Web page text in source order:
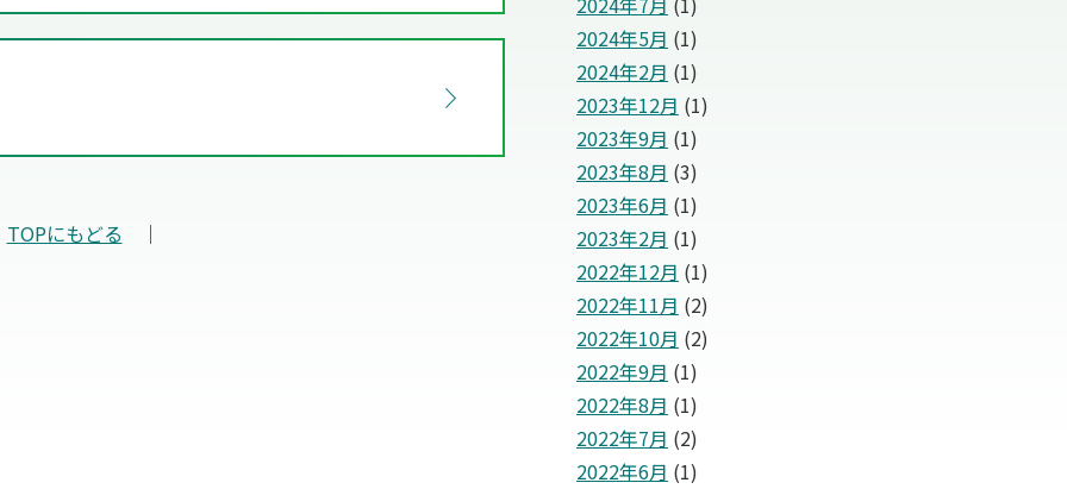
TOPにもどる ｜
2024年5月 (1)
2024年2月 (1)
2023年12月 (1)
2023年9月 (1)
2023年8月 (3)
2023年6月 (1)
2023年2月 (1)
2022年12月 (1)
2022年11月 (2)
2022年10月 (2)
2022年9月 (1)
2022年8月 (1)
2022年7月 (2)
2022年6月 (1)